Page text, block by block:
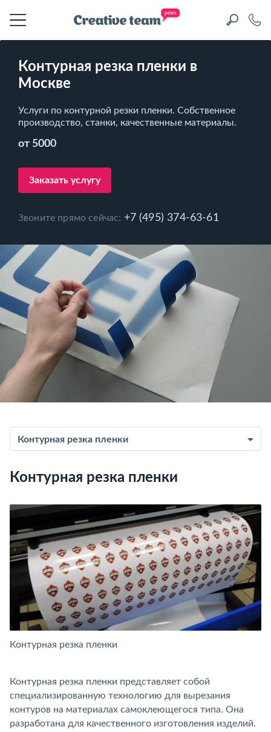
Контурная резка пленки в
Москве
Услуги по контурной резки пленки. Собственное
производство, станки, качественные материалы.
от 5000
Заказать услугу
Звоните прямо сейчас: +7 (495) 374-63-61
Контурная резка пленки
Контурная резка пленки
Контурная резка пленки
Контурная резка пленки представляет собой
специализированную технологию для вырезания
контуров на материалах самоклеющегося типа. Она
разработана для качественного изготовления изделий.